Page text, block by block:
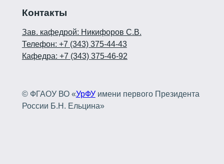
Контакты
Зав. кафедрой: Никифоров С.В.
Телефон: +7 (343) 375-44-43
Кафедра: +7 (343) 375-46-92
© ФГАОУ ВО «УрФУимени первого Президента
России Б.Н. Ельцина»